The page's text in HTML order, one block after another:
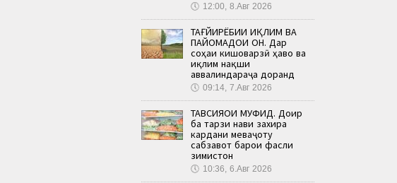
🕔 12:00, 8.Авг 2026
ТАҒЙИРЁБИИ ИҚЛИМ ВА
ПАЙОМАДҲОИ ОН. Дар
соҳаи кишоварзӣ ҳаво ва
иқлим нақши
аввалиндараҷа доранд
🕔 09:14, 7.Авг 2026
ТАВСИЯҲОИ МУФИД. Доир
ба тарзи нави захира
кардани меваҷоту
сабзавот барои фасли
зимистон
🕔 10:36, 6.Авг 2026